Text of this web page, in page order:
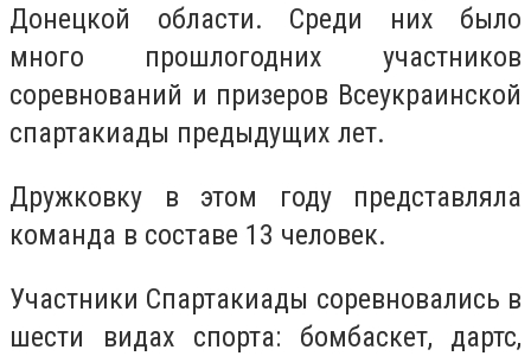
Донецкой области. Среди них было
много прошлогодних участников
соревнований и призеров Всеукраинской
спартакиады предыдущих лет.
Дружковку в этом году представляла
команда в составе 13 человек.
Участники Спартакиады соревновались в
шести видах спорта: бомбаскет, дартс,